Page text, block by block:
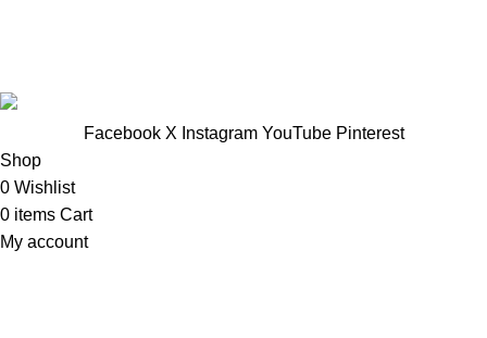
Facebook X Instagram YouTube Pinterest
Shop
0 Wishlist
0 items Cart
My account